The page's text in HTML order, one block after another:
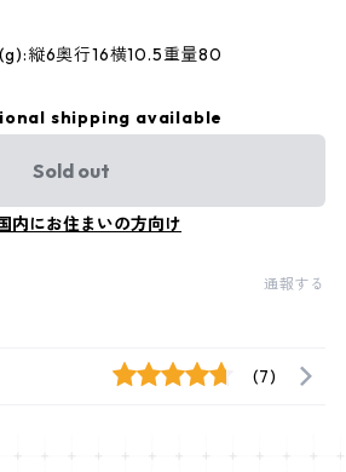
縦6奥行16横10.5重量80
shipping available
Sold out
内にお住まいの方向け
通報する
(7)